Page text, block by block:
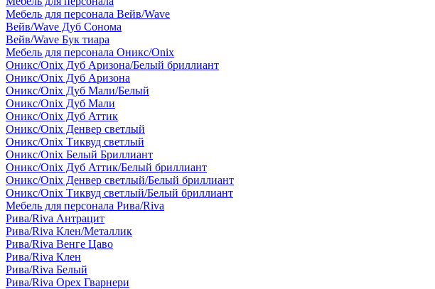
Мебель для персонала Вейв/Wave
Вейв/Wave Дуб Сонома
Вейв/Wave Бук тиара
Мебель для персонала Оникс/Onix
Оникс/Onix Дуб Аризона/Белый бриллиант
Оникс/Onix Дуб Аризона
Оникс/Onix Дуб Мали/Белый
Оникс/Onix Дуб Мали
Оникс/Onix Дуб Аттик
Оникс/Onix Денвер светлый
Оникс/Onix Тиквуд светлый
Оникс/Onix Белый Бриллиант
Оникс/Onix Дуб Аттик/Белый бриллиант
Оникс/Onix Денвер светлый/Белый бриллиант
Оникс/Onix Тиквуд светлый/Белый бриллиант
Мебель для персонала Рива/Riva
Рива/Riva Антрацит
Рива/Riva Клен/Металлик
Рива/Riva Венге Цаво
Рива/Riva Клен
Рива/Riva Белый
Рива/Riva Орех Гварнери